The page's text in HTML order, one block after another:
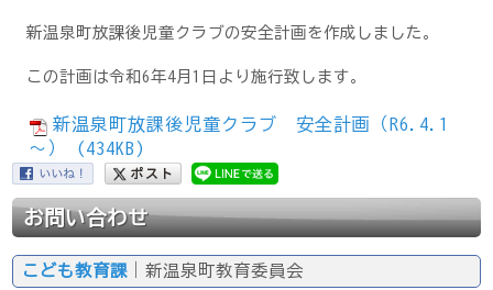
新温泉町放課後児童クラブの安全計画を作成しました。
この計画は令和6年4月1日より施行致します。
新温泉町放課後児童クラブ 安全計画（R6.4.1
～） (434KB)
お問い合わせ
こども教育課 ｜新温泉町教育委員会